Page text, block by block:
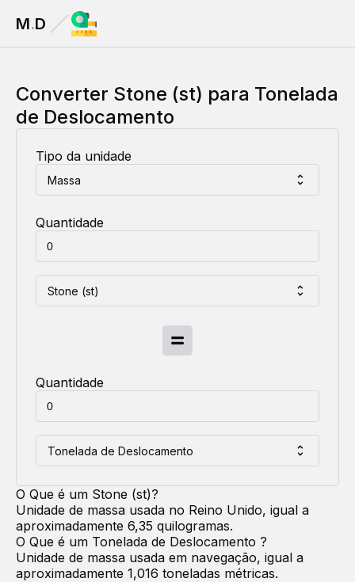
M.D
Converter Stone (st) para Tonelada
de Deslocamento
Tipo da unidade
Massa
Quantidade
Stone (st)
Quantidade
Tonelada de Deslocamento
O Que é um Stone (st)?
Unidade de massa usada no Reino Unido, igual a
aproximadamente 6,35 quilogramas.
O Que é um Tonelada de Deslocamento ?
Unidade de massa usada em navegação, igual a
aproximadamente 1,016 toneladas métricas.